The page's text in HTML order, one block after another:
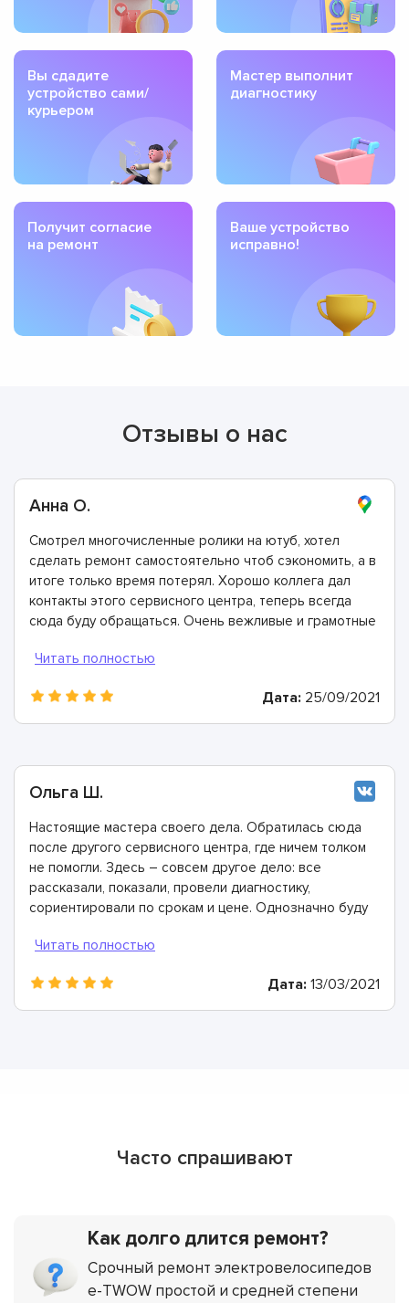
Вы сдадите
устройство сами/
курьером
Мастер выполнит
диагностику
Получит согласие
на ремонт
Ваше устройство
исправно!
Отзывы о нас
Анна О.
Смотрел многочисленные ролики на ютуб, хотел
сделать ремонт самостоятельно чтоб сэкономить, а в
итоге только время потерял. Хорошо коллега дал
контакты этого сервисного центра, теперь всегда
сюда буду обращаться. Очень вежливые и грамотные
гарантию.
Дата: 25/09/2021
Ольга Ш.
Настоящие мастера своего дела. Обратилась сюда
после другого сервисного центра, где ничем толком
не помогли. Здесь – совсем другое дело: все
рассказали, показали, провели диагностику,
сориентировали по срокам и цене. Однозначно буду
Дата: 13/03/2021
Часто спрашивают
Как долго длится ремонт?
Срочный ремонт электровелосипедов
e-TWOW простой и средней степени